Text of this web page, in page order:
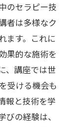
のセラピー技
者は多様なク
ます。これに
果的な施術を
、講座では世
受ける機会も
報と技術を学
の経験は、